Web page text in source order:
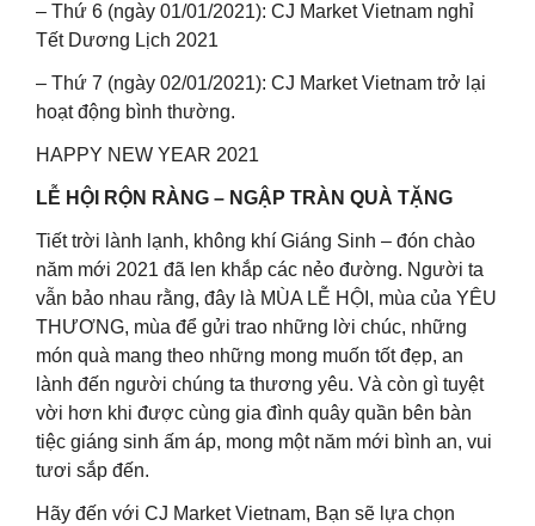
– Thứ 6 (ngày 01/01/2021): CJ Market Vietnam nghỉ
Tết Dương Lịch 2021
– Thứ 7 (ngày 02/01/2021): CJ Market Vietnam trở lại
hoạt động bình thường.
HAPPY NEW YEAR 2021
LỄ HỘI RỘN RÀNG – NGẬP TRÀN QUÀ TẶNG
Tiết trời lành lạnh, không khí Giáng Sinh – đón chào
năm mới 2021 đã len khắp các nẻo đường. Người ta
vẫn bảo nhau rằng, đây là MÙA LỄ HỘI, mùa của YÊU
THƯƠNG, mùa để gửi trao những lời chúc, những
món quà mang theo những mong muốn tốt đẹp, an
lành đến người chúng ta thương yêu. Và còn gì tuyệt
vời hơn khi được cùng gia đình quây quần bên bàn
tiệc giáng sinh ấm áp, mong một năm mới bình an, vui
tươi sắp đến.
Hãy đến với CJ Market Vietnam, Bạn sẽ lựa chọn